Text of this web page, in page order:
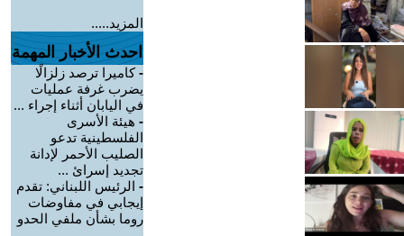
المزيد.....
احدث الأخبار المهمة
-كاميرا ترصد زلزالًا
يضرب غرفة عمليات
في اليابان أثناء إجراء ...
- هيئة الأسرى
الفلسطينية تدعو
الصليب الأحمر لإدانة
تجديد إسرائ ...
- الرئيس اللبناني: تقدم
إيجابي في مفاوضات
روما بشأن ملفي الحدو